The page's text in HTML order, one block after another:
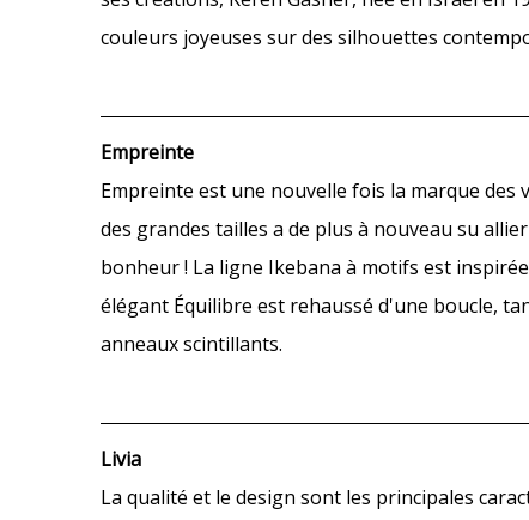
couleurs joyeuses sur des silhouettes
Empreinte
Empreinte est une nouvelle fois la marque des
des grandes tailles a de plus à nouveau su
bonheur ! La ligne Ikebana à motifs est
élégant Équilibre est rehaussé d'une boucle,
anneaux scintillants.
Livia
La qualité et le design sont les principales